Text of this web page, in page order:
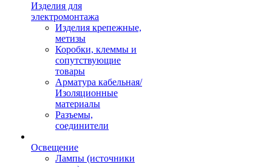
Изделия для
электромонтажа
Изделия крепежные,
метизы
Коробки, клеммы и
сопутствующие
товары
Арматура кабельная/
Изоляционные
материалы
Разъемы,
соединители
Освещение
Лампы (источники